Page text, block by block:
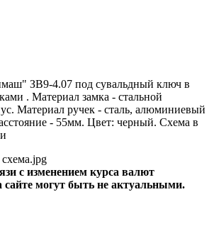
ЗВ9-4.07 под сувальдный ключ в
. Материал замка - стальной
Материал ручек - сталь, алюминиевый
- 55мм. Цвет: черный. Схема в
с изменением курса валют
могут быть не актуальными.